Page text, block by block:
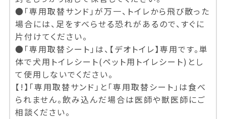
●「専用取替サンド」が万一、トイレから飛び散った
場合には、足をすべらせる恐れがあるので、すぐに
片付けてください。
●「専用取替シート」は、【デオトイレ】専用です。単
体で犬用トイレシート(ペット用トイレシート)とし
て使用しないでください。
【!】「専用取替サンド」と「専用取替シート」は食べ
られません。飲み込んだ場合は医師や獣医師にご
相談ください。